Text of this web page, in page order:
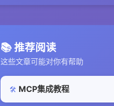
📚 推荐阅读
这些文章可能对你有帮助
🛠️ MCP集成教程